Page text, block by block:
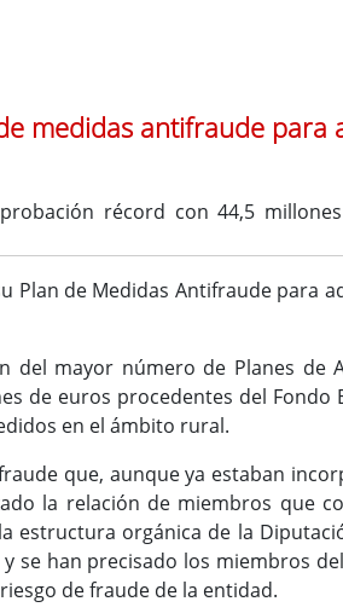
medidas antifraude
récord con 44,5
Plan de Medidas Antifraude para
del mayor número de Planes de
de euros procedentes del Fondo
en el ámbito rural.
que, aunque ya estaban
la relación de miembros que
estructura orgánica de la
se han precisado los miembros
de fraude de la entidad.